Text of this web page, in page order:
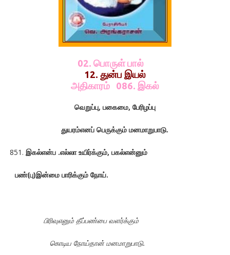
02. பொருள் பால்
12. துன்ப இயல்
அதிகாரம் 086. இகல்
வெறுப்பு, பகைமை, பேரிழப்பு
துயரம்எனப் பெருக்கும் மனமாறுபாடு.
இகல்என்ப .எல்லா உயிர்க்கும், பகல்என்னும்
பண்(பு)இன்மை பாரிக்கும் நோய்.
பிரிவுஎனும் தீப்பண்பை வளர்க்கும்
கொடிய நோய்தான் மனமாறுபாடு.